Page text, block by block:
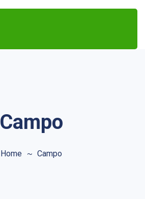
Campo
Home Campo